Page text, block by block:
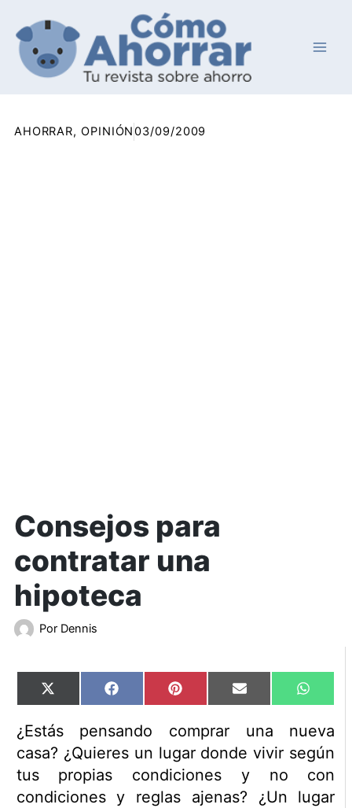
contenido
AHORRAR, OPINIÓN03/09/2009
Consejos para
contratar una
hipoteca
Por Dennis
Compartir
en
X
(Twitter)
Compartir
en
Facebook Compartir
en
Pinterest Compartir
en
Email
en
¿Estás pensando comprar una nueva
casa? ¿Quieres un lugar donde vivir según
tus propias condiciones y no con
condiciones y reglas ajenas? ¿Un lugar